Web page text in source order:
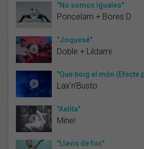
"No somos iguales"
Poncelam + Bores D
"Joquesé"
Doble + Lildami
"Que boig el món (Efecte
Lax'n'Busto
"Aelita"
Mine!
"Llavis de foc"